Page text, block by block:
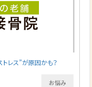
レス”が原因かも？
お悩み